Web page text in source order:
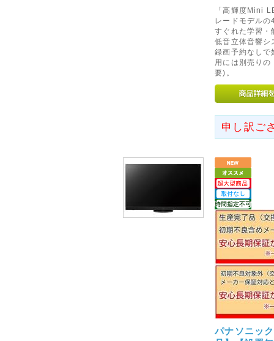
<重要>パナソニックノート
パナソニック社が2011年4月
パソコンの一部の機種および
性のあることが判明いたしまし
◇ヤマト運輸お荷物のお届
現在、全国的な大雨の影響に
お届けの日時指定をいただきま
ので、あらかじめご了承くださ
お客様には余裕を持ったご注
<重要>メールが届かないお
最近メールが届かないという
弊社ではご注文を頂いた際に
かない方は確実に設定が必要
「高輝度Mini
レードモデル
すぐれた学習・
低音立体音響シ
録画予約なしで
用には別売り
要)。
申し訳ご
パナソニッ